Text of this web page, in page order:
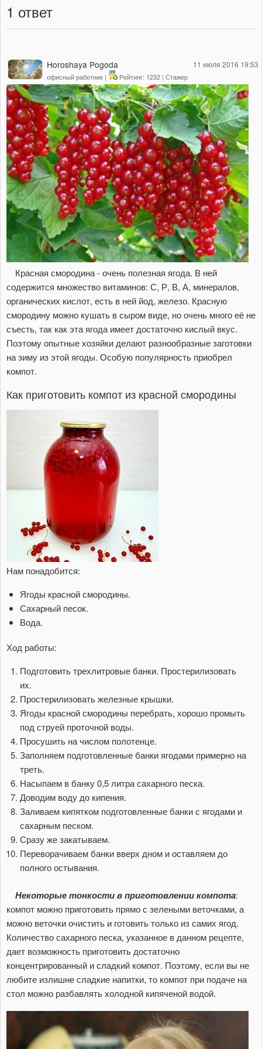
1 ответ
11 июля 2016 19:53
Horoshaya Pogoda
офисный работник | Рейтинг: 1232 | Стажер
Красная смородина - очень полезная ягода. В ней
содержится множество витаминов: С, Р, В, А, минералов,
органических кислот, есть в ней йод, железо. Красную
смородину можно кушать в сыром виде, но очень много её не
съесть, так как эта ягода имеет достаточно кислый вкус.
Поэтому опытные хозяйки делают разнообразные заготовки
на зиму из этой ягоды. Особую популярность приобрел
компот.
Как приготовить компот из красной смородины
Нам понадобится:
Ягоды красной смородины.
Сахарный песок.
Вода.
Ход работы:
Подготовить трехлитровые банки. Простерилизовать
их.
Простерилизовать железные крышки.
Ягоды красной смородины перебрать, хорошо промыть
под струей проточной воды.
Просушить на числом полотенце.
Заполняем подготовленные банки ягодами примерно на
треть.
Насыпаем в банку 0,5 литра сахарного песка.
Доводим воду до кипения.
Заливаем кипятком подготовленные банки с ягодами и
сахарным песком.
Сразу же закатываем.
Переворачиваем банки вверх дном и оставляем до
полного остывания.
Некоторые тонкости в приготовлении компота:
компот можно приготовить прямо с зелеными веточками, а
можно веточки очистить и готовить только из самих ягод.
Количество сахарного песка, указанное в данном рецепте,
дает возможность приготовить достаточно
концентрированный и сладкий компот. Поэтому, если вы не
любите излишне сладкие напитки, то компот при подаче на
стол можно разбавлять холодной кипяченой водой.